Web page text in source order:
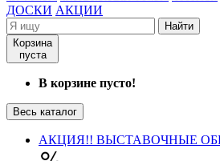
ДОСКИ АКЦИИ
Найти
Корзина
пуста
В корзине пусто!
Весь каталог
АКЦИЯ!! ВЫСТАВОЧНЫЕ